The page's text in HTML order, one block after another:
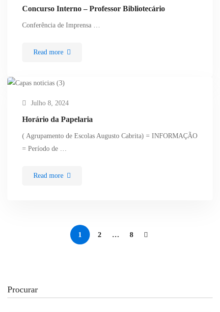
Concurso Interno – Professor Bibliotecário
Conferência de Imprensa …
Read more
Julho 8, 2024
Horário da Papelaria
( Agrupamento de Escolas Augusto Cabrita) = INFORMAÇÃO
= Período de …
Read more
1 2 … 8
Procurar